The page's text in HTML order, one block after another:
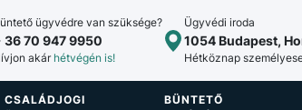
ügyvédre van szüksége?
36 70 947 9950
akár hétvégén is!
Ügyvédi iroda
1054 Budapest,
Hétköznap
CSALÁDJOGI
BÜNTETŐ